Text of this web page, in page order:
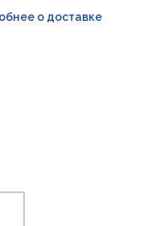
о доставке